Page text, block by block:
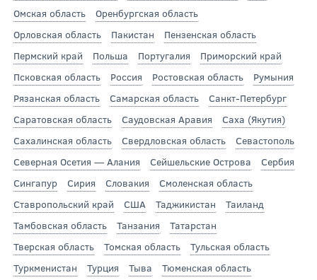
Омская область
Оренбургская область
Орловская область
Пакистан
Пензенская область
Пермский край
Польша Португалия
Приморский край
Псковская область
Россия Ростовская область
Румыния
Рязанская область
Самарская область
Санкт-Петербург
Саратовская область
Саудовская Аравия
Саха (Якутия)
Сахалинская область
Свердловская область
Севастополь
Северная Осетия — Алания
Сейшельские Острова
Сербия
Сингапур
Сирия Словакия
Смоленская область
Ставропольский край
США Таджикистан
Таиланд
Тамбовская область
Танзания
Татарстан
Тверская область
Томская область
Тульская область
Туркменистан
Турция Тыва
Тюменская область